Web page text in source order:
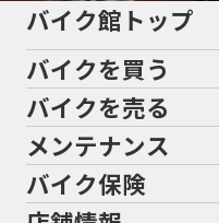
バイク館トップ
バイクを買う
バイクを買う トップ
バイクを探す
メーカーから探す
バイクを売る
バイクを売る トップ
バイク館買取の強み
メンテナンス
メンテナンス トップ
バイク保険